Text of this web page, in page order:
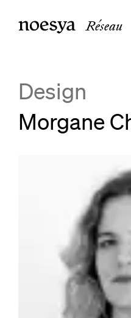
Réseau
Design
Morgane